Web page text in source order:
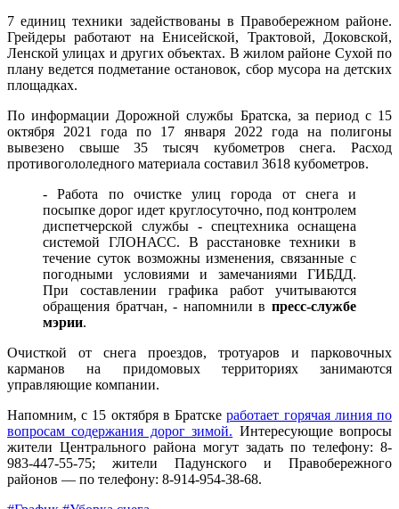
7 единиц техники задействованы в Правобережном районе.
Грейдеры работают на Енисейской, Трактовой, Доковской,
Ленской улицах и других объектах. В жилом районе Сухой по
плану ведется подметание остановок, сбор мусора на детских
площадках.
По информации Дорожной службы Братска, за период с 15
октября 2021 года по 17 января 2022 года на полигоны
вывезено свыше 35 тысяч кубометров снега. Расход
противогололедного материала составил 3618 кубометров.
- Работа по очистке улиц города от снега и
посыпке дорог идет круглосуточно, под контролем
диспетчерской службы - спецтехника оснащена
системой ГЛОНАСС. В расстановке техники в
течение суток возможны изменения, связанные с
погодными условиями и замечаниями ГИБДД.
При составлении графика работ учитываются
обращения братчан, - напомнили в пресс-службе
мэрии.
Очисткой от снега проездов, тротуаров и парковочных
карманов на придомовых территориях занимаются
управляющие компании.
Напомним, с 15 октября в Братскеработает горячая линия по
вопросам содержания дорог зимой. Интересующие вопросы
жители Центрального района могут задать по телефону: 8-
983-447-55-75; жители Падунского и Правобережного
районов — по телефону: 8-914-954-38-68.